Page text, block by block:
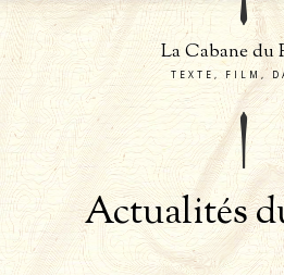
La Cabane du
TEXTE, FILM,
Actualités